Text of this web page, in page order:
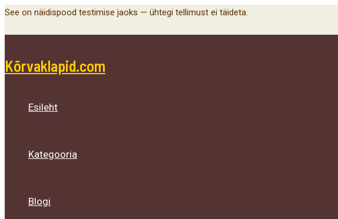
Skip
See on näidispood testimise jaoks — ühtegi tellimust ei täideta.
Kõrvaklapid.com
Esileht
Kategooria
Blogi
Menu
Toggle
Menu
Toggle
Menu
Toggle